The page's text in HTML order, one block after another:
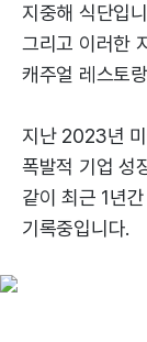
지중해 식단입
그리고 이러한
캐주얼 레스토
지난 2023년
폭발적 기업 성
같이 최근 1년
기록중입니다.